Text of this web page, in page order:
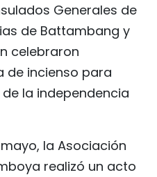
Generales de
de Battambang y
celebraron
de incienso para
la independencia
la Asociación
realizó un acto